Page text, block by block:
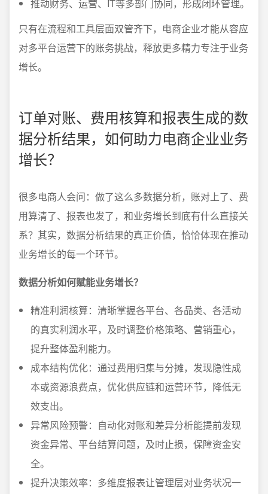
推动财务、运营、IT等多部门协同，形成闭环管理。
只有在流程和工具层面双管齐下，电商企业才能从容应
对多平台运营下的账务挑战，释放更多精力专注于业务
增长。
订单对账、费用核算和报表生成的数
据分析结果，如何助力电商企业业务
增长？
很多电商人会问：做了这么多数据分析，账对上了、费
用算清了、报表也发了，和业务增长到底有什么直接关
系？其实，数据分析结果的真正价值，恰恰体现在推动
业务增长的每一个环节。
数据分析如何赋能业务增长？
精准利润核算：清晰掌握各平台、各品类、各活动
的真实利润水平，及时调整价格策略、营销重心，
提升整体盈利能力。
成本结构优化：通过费用归集与分摊，发现隐性成
本或资源浪费点，优化供应链和运营环节，降低无
效支出。
异常风险预警：自动化对账和差异分析能提前发现
资金异常、平台结算问题，及时止损，保障资金安
全。
提升决策效率：多维度报表让管理层对业务状况一